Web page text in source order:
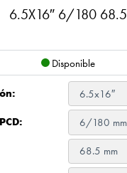
6.5X16″ 6/180 68.5
Disponible